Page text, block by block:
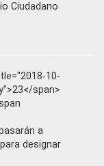
Ciudadano
10-
span>
a
designar